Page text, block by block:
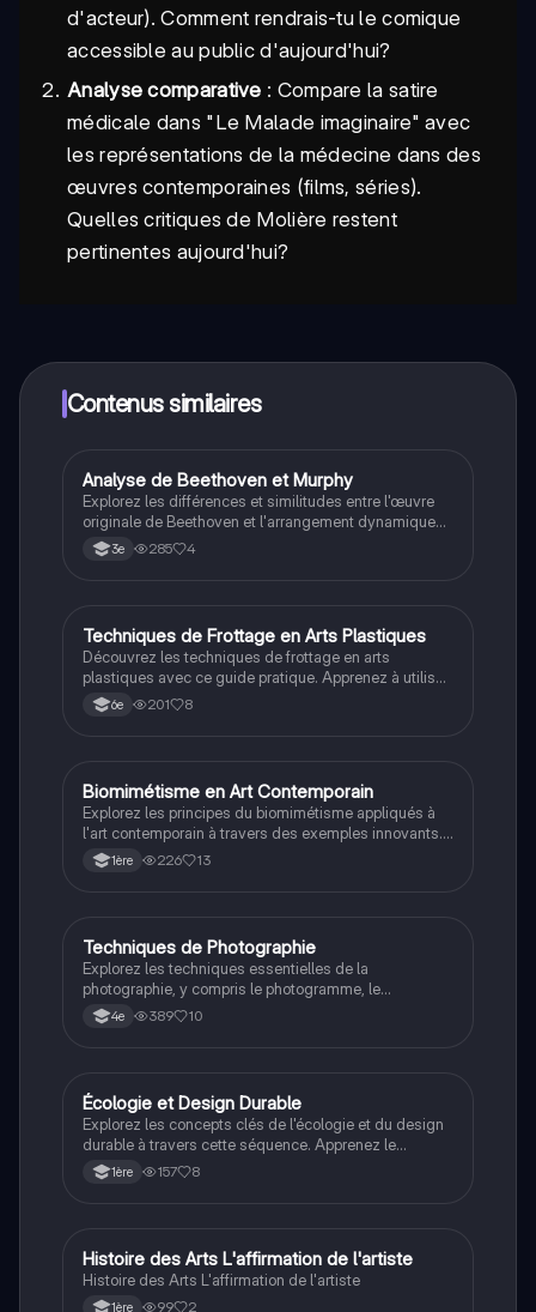
d'acteur). Comment rendrais-tu le comique
accessible au public d'aujourd'hui?
Analyse comparative : Compare la satire
médicale dans "Le Malade imaginaire" avec
les représentations de la médecine dans des
œuvres contemporaines (films, séries).
Quelles critiques de Molière restent
pertinentes aujourd'hui?
Contenus similaires
Art
Analyse de Beethoven et Murphy
Explorez les différences et similitudes entre l'œuvre
originale de Beethoven et l'arrangement dynamique
de Walter Murphy dans 'The Fifth of Beethoven'. Cette
analyse approfondie couvre le caractère, le tempo, les
et de ses adaptations modernes.
3e 285 4
Art
Techniques de Frottage en Arts Plastiques
Découvrez les techniques de frottage en arts
plastiques avec ce guide pratique. Apprenez à utiliser
différents crayons et papiers pour créer des œuvres
d'art uniques à partir d'objets en relief. Idéal pour les
frottages. Type: Atelier pratique.
6e 201 8
STD2A
Biomimétisme en Art Contemporain
Explorez les principes du biomimétisme appliqués à
l'art contemporain à travers des exemples innovants.
Ce document présente des œuvres inspirées par la
nature, des techniques de fabrication durables et des
1ère 226 13
Art
Techniques de Photographie
Explorez les techniques essentielles de la
photographie, y compris le photogramme, le
photomontage, et la définition du pixel. Ce résumé
aborde également les concepts de blockchain et de
: résumé.
4e 389 10
STD2A
Écologie et Design Durable
Explorez les concepts clés de l'écologie et du design
durable à travers cette séquence. Apprenez le
vocabulaire spécifique lié à la préservation de
l'environnement, la transition énergétique, et les
environnementaux contemporains et développer une
approche critique face aux dynamiques de création en
lien avec l'éco-conception.
1ère 157 8
Art
Histoire des Arts L'affirmation de l'artiste
Histoire des Arts L'affirmation de l'artiste
1ère 99 2